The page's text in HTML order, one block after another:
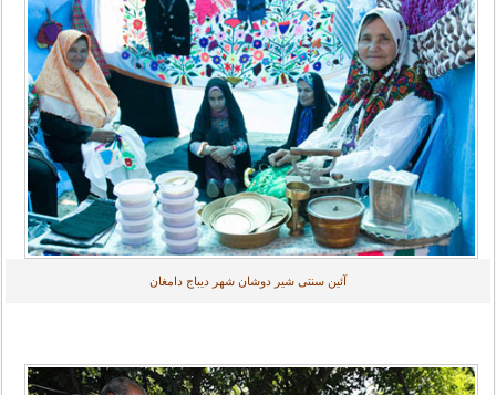
آئین سنتی شیر دوشان شهر دیباج دامغان